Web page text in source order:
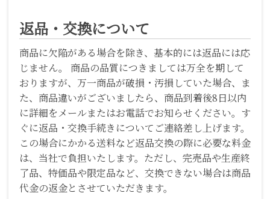
返品・交換について
商品に欠陥がある場合を除き、基本的には返品には応
じません。 商品の品質につきましては万全を期して
おりますが、万一商品が破損・汚損していた場合、ま
た、商品違いがございましたら、商品到着後8日以内
に詳細をメールまたはお電話でお知らせください。す
ぐに返品・交換手続きについてご連絡差し上げます。
この場合にかかる送料など返品交換の際に必要な料金
は、当社で負担いたします。ただし、完売品や生産終
了品、特価品や限定品など、交換できない場合は商品
代金の返金とさせていただきます。